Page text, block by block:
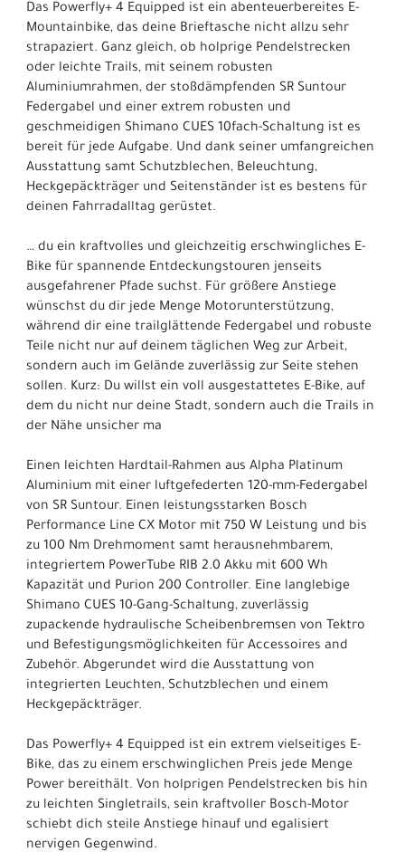
Das Powerfly+ 4 Equipped ist ein abenteuerbereites E-
Mountainbike, das deine Brieftasche nicht allzu sehr
strapaziert. Ganz gleich, ob holprige Pendelstrecken
oder leichte Trails, mit seinem robusten
Aluminiumrahmen, der stoßdämpfenden SR Suntour
Federgabel und einer extrem robusten und
geschmeidigen Shimano CUES 10fach-Schaltung ist es
bereit für jede Aufgabe. Und dank seiner umfangreichen
Ausstattung samt Schutzblechen, Beleuchtung,
Heckgepäckträger und Seitenständer ist es bestens für
deinen Fahrradalltag gerüstet.
… du ein kraftvolles und gleichzeitig erschwingliches E-
Bike für spannende Entdeckungstouren jenseits
ausgefahrener Pfade suchst. Für größere Anstiege
wünschst du dir jede Menge Motorunterstützung,
während dir eine trailglättende Federgabel und robuste
Teile nicht nur auf deinem täglichen Weg zur Arbeit,
sondern auch im Gelände zuverlässig zur Seite stehen
sollen. Kurz: Du willst ein voll ausgestattetes E-Bike, auf
dem du nicht nur deine Stadt, sondern auch die Trails in
der Nähe unsicher ma
Einen leichten Hardtail-Rahmen aus Alpha Platinum
Aluminium mit einer luftgefederten 120-mm-Federgabel
von SR Suntour. Einen leistungsstarken Bosch
Performance Line CX Motor mit 750 W Leistung und bis
zu 100 Nm Drehmoment samt herausnehmbarem,
integriertem PowerTube RIB 2.0 Akku mit 600 Wh
Kapazität und Purion 200 Controller. Eine langlebige
Shimano CUES 10-Gang-Schaltung, zuverlässig
zupackende hydraulische Scheibenbremsen von Tektro
und Befestigungsmöglichkeiten für Accessoires and
Zubehör. Abgerundet wird die Ausstattung von
integrierten Leuchten, Schutzblechen und einem
Heckgepäckträger.
Das Powerfly+ 4 Equipped ist ein extrem vielseitiges E-
Bike, das zu einem erschwinglichen Preis jede Menge
Power bereithält. Von holprigen Pendelstrecken bis hin
zu leichten Singletrails, sein kraftvoller Bosch-Motor
schiebt dich steile Anstiege hinauf und egalisiert
nervigen Gegenwind.